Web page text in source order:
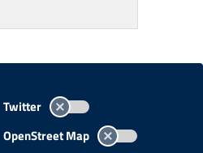
Twitter
OpenStreet Map
AREA DIPENDENTI